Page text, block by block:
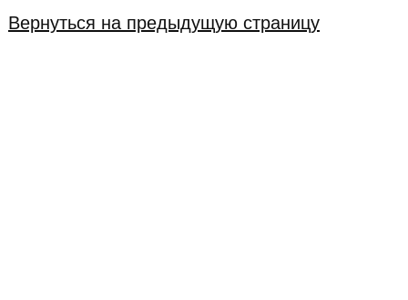
Вернуться на предыдущую страницу